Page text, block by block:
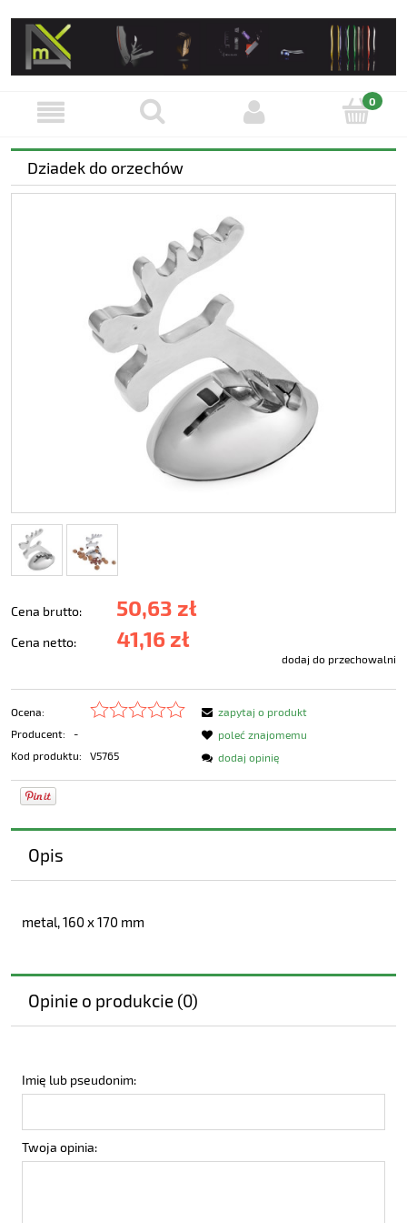
Dziadek do orzechów
Cena brutto: 50,63 zł
Cena netto: 41,16 zł
dodaj do przechowalni
Ocena:
Producent:
-
Kod produktu:
V5765
zapytaj o produkt
poleć znajomemu
dodaj opinię
Opis
metal, 160 x 170 mm
Opinie o produkcie (0)
Imię lub pseudonim:
Twoja opinia: